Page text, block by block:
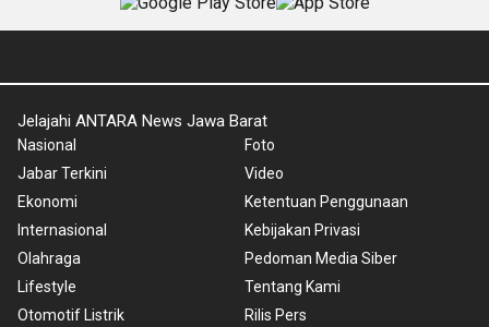
Jelajahi ANTARA News Jawa Barat
Nasional
Jabar Terkini
Ekonomi
Internasional
Olahraga
Lifestyle
Otomotif Listrik
Foto
Video
Ketentuan Penggunaan
Kebijakan Privasi
Pedoman Media Siber
Tentang Kami
Rilis Pers